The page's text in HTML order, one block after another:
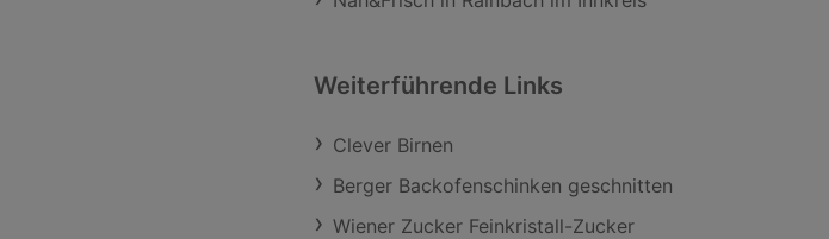
Weiterführende Links
Clever Birnen
Berger Backofenschinken geschnitten
Wiener Zucker Feinkristall-Zucker